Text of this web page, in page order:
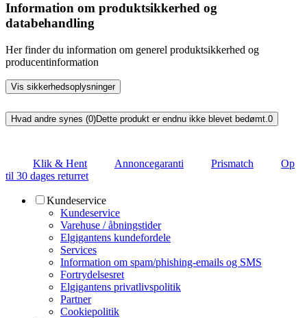
Information om produktsikkerhed og
databehandling
Her finder du information om generel produktsikkerhed og
producentinformation
Vis sikkerhedsoplysninger
Hvad andre synes (0)Dette produkt er endnu ikke blevet bedømt. 0
Klik & Hent Annoncegaranti Prismatch
Op
til 30 dages returret
Kundeservice
Kundeservice
Varehuse / åbningstider
Elgigantens kundefordele
Services
Information om spam/phishing-emails og SMS
Fortrydelsesret
Elgigantens privatlivspolitik
Partner
Cookiepolitik